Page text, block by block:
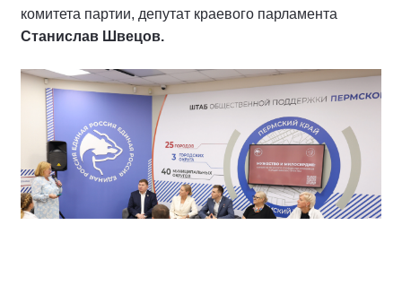
комитета партии, депутат краевого парламента
Станислав Швецов.